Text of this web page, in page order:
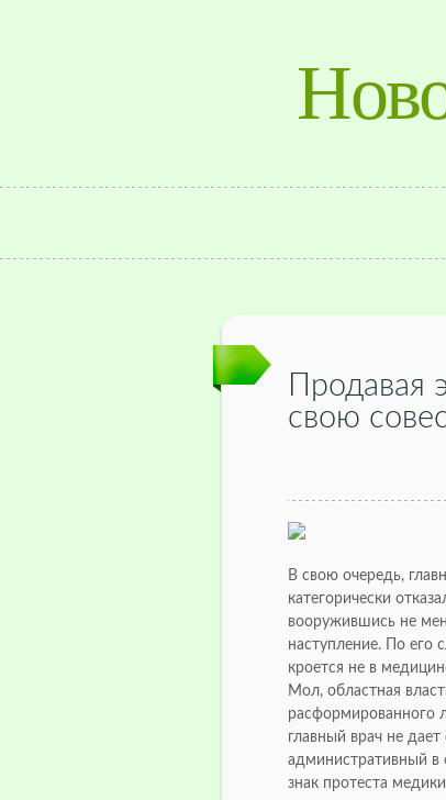
Продавая
свою
В свою очередь,
категорически
вооружившись не
наступление. По его
кроется не в
Мол, областная
расформированного
главный врач не
административный в
знак протеста